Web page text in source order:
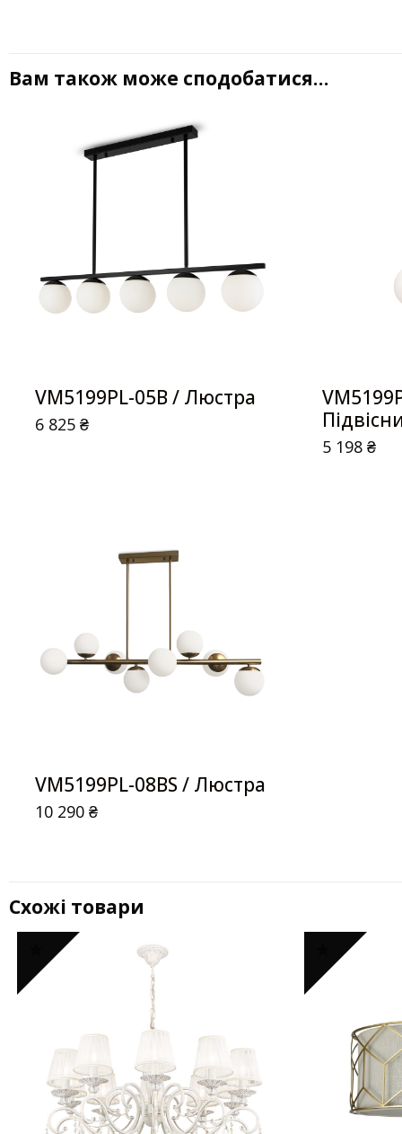
Вам також може сподобатися…
VM5199PL-05B / Люстра
6 825₴
5 198₴
VM5199PL-08BS / Люстра
10 290₴
Схожі товари